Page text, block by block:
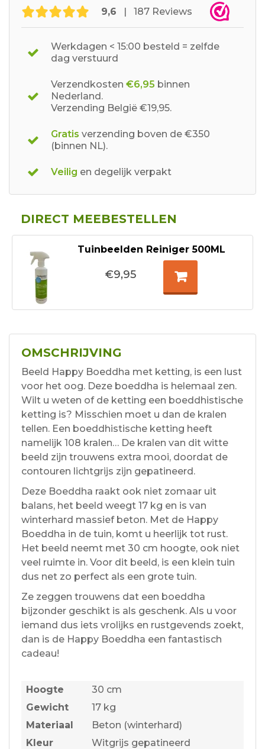
9,6 | 187 Reviews
Werkdagen < 15:00 besteld = zelfde
dag verstuurd
Verzendkosten €6,95 binnen
Nederland.
Verzending België €19,95.
Gratis verzending boven de €350
(binnen NL).
Veilig en degelijk verpakt
DIRECT MEEBESTELLEN
Tuinbeelden Reiniger 500ML
€9,95
OMSCHRIJVING
Beeld Happy Boeddha met ketting, is een lust
voor het oog. Deze boeddha is helemaal zen.
Wilt u weten of de ketting een boeddhistische
ketting is? Misschien moet u dan de kralen
tellen. Een boeddhistische ketting heeft
namelijk 108 kralen… De kralen van dit witte
beeld zijn trouwens extra mooi, doordat de
contouren lichtgrijs zijn gepatineerd.
Deze Boeddha raakt ook niet zomaar uit
balans, het beeld weegt 17 kg en is van
winterhard massief beton. Met de Happy
Boeddha in de tuin, komt u heerlijk tot rust.
Het beeld neemt met 30 cm hoogte, ook niet
veel ruimte in. Voor dit beeld, is een klein tuin
dus net zo perfect als een grote tuin.
Ze zeggen trouwens dat een boeddha
bijzonder geschikt is als geschenk. Als u voor
iemand dus iets vrolijks en rustgevends zoekt,
dan is de Happy Boeddha een fantastisch
cadeau!
Hoogte
30 cm
Gewicht
17 kg
Materiaal
Beton (winterhard)
Kleur
Witgrijs gepatineerd